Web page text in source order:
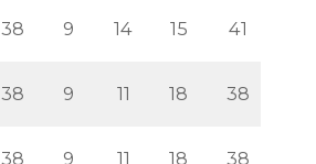
38 9 14 15 41
38 9 11 18 38